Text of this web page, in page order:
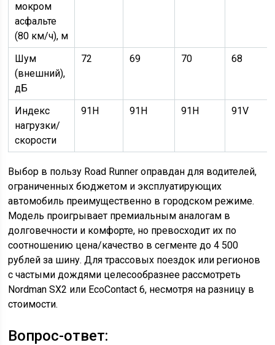
мокром
асфальте
(80 км/ч), м
Шум
(внешний),
дБ
72 69 70 68
Индекс
нагрузки/
скорости
91H 91H 91H 91V
Выбор в пользу Road Runner оправдан для водителей,
ограниченных бюджетом и эксплуатирующих
автомобиль преимущественно в городском режиме.
Модель проигрывает премиальным аналогам в
долговечности и комфорте, но превосходит их по
соотношению цена/качество в сегменте до 4 500
рублей за шину. Для трассовых поездок или регионов
с частыми дождями целесообразнее рассмотреть
Nordman SX2 или EcoContact 6, несмотря на разницу в
стоимости.
Вопрос-ответ: